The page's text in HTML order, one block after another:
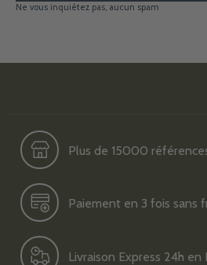
Ne vous inquiétez pas, aucun spam
Plus de 15000
Paiement en 3 fois sans
Livraison Express 24h en